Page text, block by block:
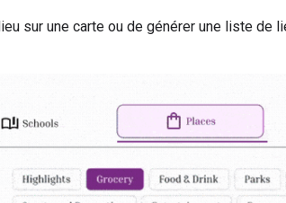
sur une carte ou de générer une liste de